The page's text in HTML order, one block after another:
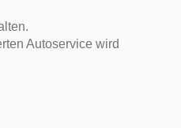
Autoservice wird